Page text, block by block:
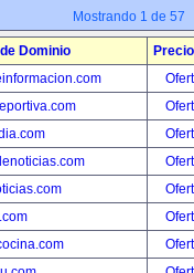
Mostrando 1 de 57
Dominio
Precio